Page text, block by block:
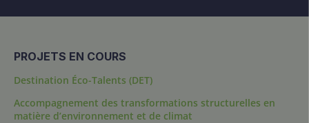
PROJETS EN COURS
Destination Éco-Talents (DET)
Accompagnement des transformations structurelles en
matière d’environnement et de climat